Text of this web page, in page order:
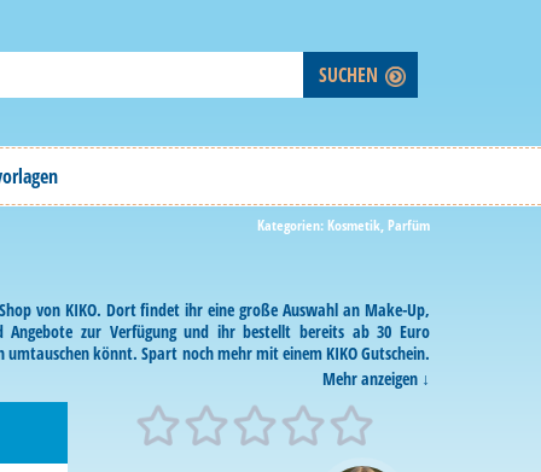
Kategorien:Kosmetik,Parfüm
von KIKO. Dort findet ihr eine große Auswahl an Make-Up,
zur Verfügung und ihr bestellt bereits ab 30 Euro
könnt. Spart noch mehr mit einem KIKO Gutschein.
Mehr anzeigen